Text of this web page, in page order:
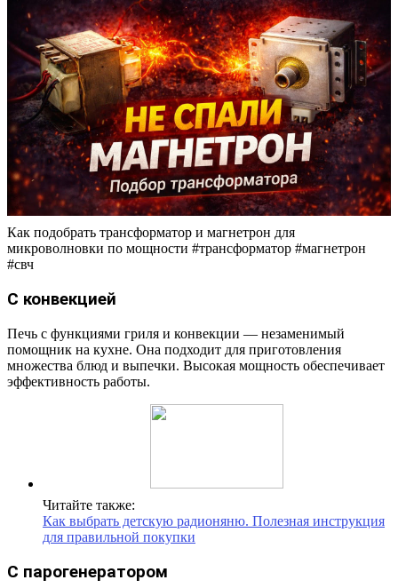
Как подобрать трансформатор и магнетрон для
микроволновки по мощности #трансформатор #магнетрон
#свч
С конвекцией
Печь с функциями гриля и конвекции — незаменимый
помощник на кухне. Она подходит для приготовления
множества блюд и выпечки. Высокая мощность обеспечивает
эффективность работы.
Читайте также:
Как выбрать детскую радионяню. Полезная инструкция
для правильной покупки
С парогенератором